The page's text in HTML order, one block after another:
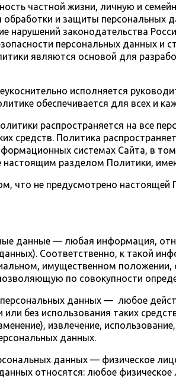
частной жизни, личную и
обработки и защиты персональных
нарушений законодательства
персональных данных
являются основой для
исполняется
обеспечивается для всех и
распространяется на все
средств. Политика
системах Сайта, в
настоящим разделом Политики,
что не предусмотрено
данные — любая информация,
Соответственно, к такой
имущественном положении,
по совокупности
данных — любое
или без использования таких
извлечение,
данных.
данных — физическое
относятся: любое